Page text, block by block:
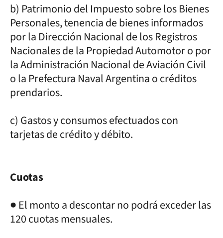
b) Patrimonio del Impuesto sobre los Bienes
Personales, tenencia de bienes informados
por la Dirección Nacional de los Registros
Nacionales de la Propiedad Automotor o por
la Administración Nacional de Aviación Civil
o la Prefectura Naval Argentina o créditos
prendarios.
c) Gastos y consumos efectuados con
tarjetas de crédito y débito.
Cuotas
● El monto a descontar no podrá exceder las
120 cuotas mensuales.